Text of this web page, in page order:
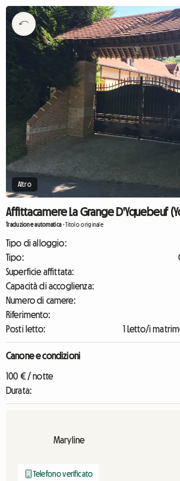
Altro
Affittacamere La Grange D'Yquebeuf
Traduzione automatica-Titolo originale
Tipo di alloggio:
Tipo:
Superficie affittata:
Capacità di accoglienza:
Numero di camere:
Riferimento:
Posti letto:
1 Letto/i
Canone e condizioni
100 € / notte
Durata:
Maryline
Telefono verificato